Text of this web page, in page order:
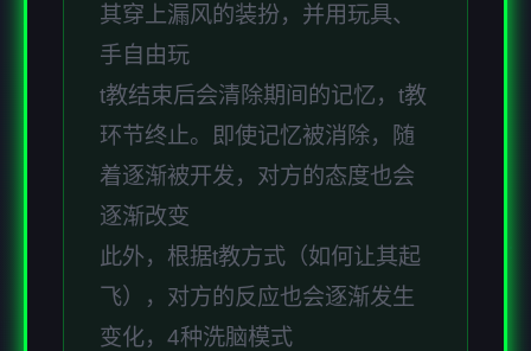
其穿上漏风的装扮，并用玩具、
手自由玩
t教结束后会清除期间的记忆，t教
环节终止。即使记忆被消除，随
着逐渐被开发，对方的态度也会
逐渐改变
此外，根据t教方式（如何让其起
飞），对方的反应也会逐渐发生
变化，4种洗脑模式